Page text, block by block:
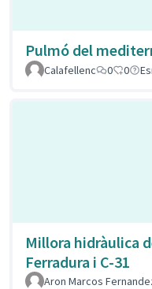
Pulmó del
Calafellenc
0 0
Millora hidràulica
Ferradura i C-31
Aron Marcos